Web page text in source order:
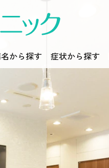
から探す 症状から探す